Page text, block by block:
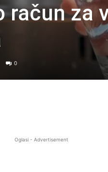
račun za
0
Oglasi - Advertisement